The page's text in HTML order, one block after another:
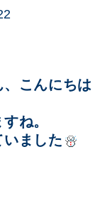
こんにちは
ね。
いました